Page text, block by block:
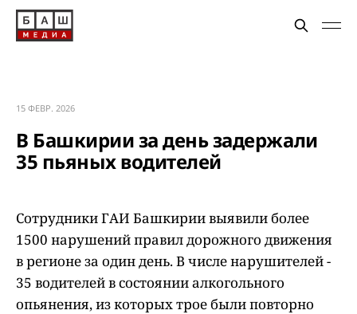
15 ФЕВР. 2026
В Башкирии за день задержали
35 пьяных водителей
Сотрудники ГАИ Башкирии выявили более
1500 нарушений правил дорожного движения
в регионе за один день. В числе нарушителей -
35 водителей в состоянии алкогольного
опьянения, из которых трое были повторно